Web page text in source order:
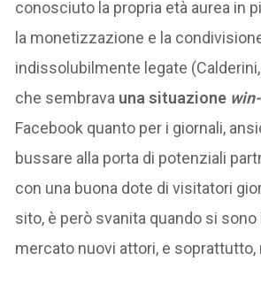
conosciuto la propria età aurea in
la monetizzazione e la
indissolubilmente legate
che sembrava una situazione
Facebook quanto per i giornali,
bussare alla porta di potenziali
con una buona dote di visitatori
sito, è però svanita quando si
mercato nuovi attori, e soprattutto,